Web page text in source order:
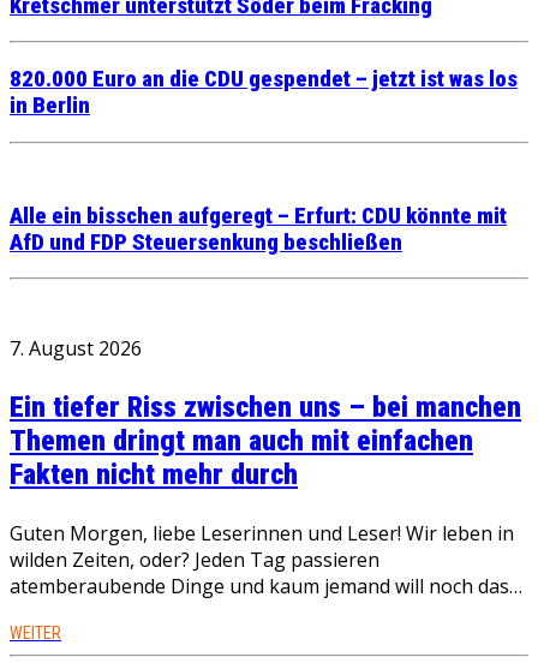
Kretschmer unterstützt Söder beim Fracking
820.000 Euro an die CDU gespendet – jetzt ist was los
in Berlin
Alle ein bisschen aufgeregt – Erfurt: CDU könnte mit
AfD und FDP Steuersenkung beschließen
7. August 2026
Ein tiefer Riss zwischen uns – bei manchen
Themen dringt man auch mit einfachen
Fakten nicht mehr durch
Guten Morgen, liebe Leserinnen und Leser! Wir leben in
wilden Zeiten, oder? Jeden Tag passieren
atemberaubende Dinge und kaum jemand will noch das…
WEITER